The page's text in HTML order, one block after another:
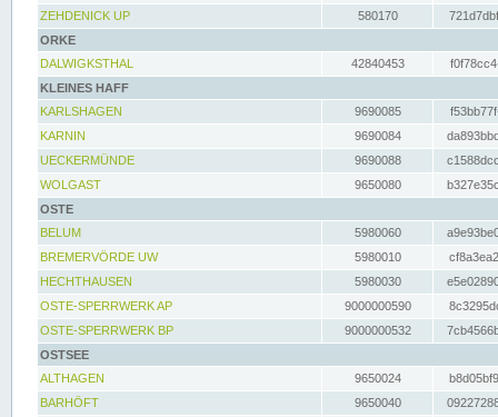
ZEHDENICK UP
580170
ORKE
DALWIGKSTHAL
42840453
KLEINES HAFF
KARLSHAGEN
9690085
KARNIN
9690084
UECKERMÜNDE
9690088
WOLGAST
9650080
OSTE
BELUM
5980060
BREMERVÖRDE UW
5980010
HECHTHAUSEN
5980030
OSTE-SPERRWERK AP
9000000590
OSTE-SPERRWERK BP
9000000532
OSTSEE
ALTHAGEN
9650024
BARHÖFT
9650040